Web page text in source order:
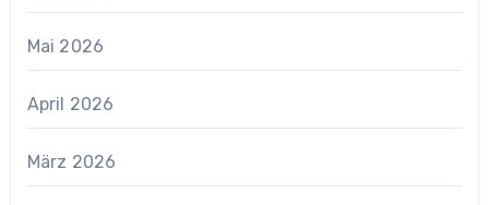
Mai 2026
April 2026
März 2026